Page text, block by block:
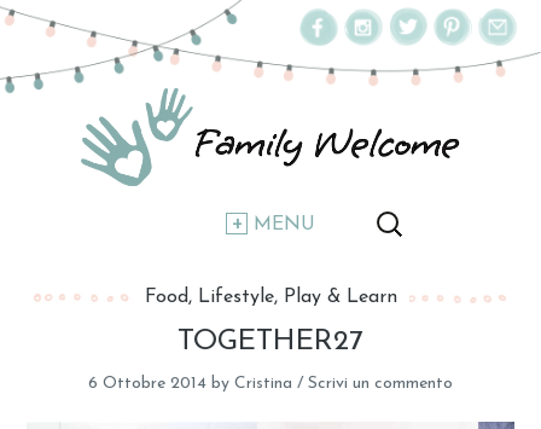
MENU
Food Lifestyle Play & Learn
TOGETHER27
6 Ottobre 2014 by Cristina / Scrivi un commento